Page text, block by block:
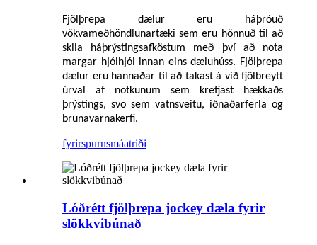
Fjölþrepa dælur eru háþróuð
vökvameðhöndlunartæki sem eru hönnuð til að
skila háþrýstingsafköstum með því að nota
margar hjólhjól innan eins dæluhúss. Fjölþrepa
dælur eru hannaðar til að takast á við fjölbreytt
úrval af notkunum sem krefjast hækkaðs
þrýstings, svo sem vatnsveitu, iðnaðarferla og
brunavarnakerfi.
fyrirspurnsmáatriði
Lóðrétt fjölþrepa jockey dæla fyrir
slökkvibúnað